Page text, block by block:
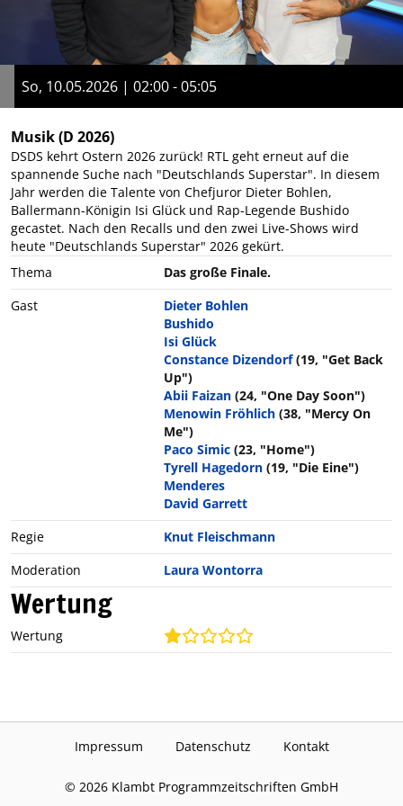
So, 10.05.2026 | 02:00 - 05:05
Musik(D 2026)
DSDS kehrt Ostern 2026 zurück! RTL geht erneut auf die
spannende Suche nach "Deutschlands Superstar". In diesem
Jahr werden die Talente von Chefjuror Dieter Bohlen,
Ballermann-Königin Isi Glück und Rap-Legende Bushido
gecastet. Nach den Recalls und den zwei Live-Shows wird
heute "Deutschlands Superstar" 2026 gekürt.
Thema
Das große Finale.
Gast
Dieter Bohlen
Bushido
Isi Glück
Constance Dizendorf (19, "Get Back
Up")
Abii Faizan (24, "One Day Soon")
Menowin Fröhlich (38, "Mercy On
Me")
Paco Simic (23, "Home")
Tyrell Hagedorn (19, "Die Eine")
Menderes
David Garrett
Regie
Knut Fleischmann
Moderation
Laura Wontorra
Wertung
Wertung
Impressum Datenschutz Kontakt
© 2026 Klambt Programmzeitschriften GmbH